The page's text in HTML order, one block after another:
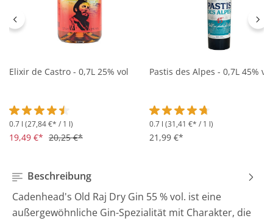
Elixir de Castro - 0,7L 25% vol
Durchschnittliche Bewertung von 4.5 von 5 Sternen
0.7 l (27,84 €* / 1 l)
19,49 €* 20,25 €*
Pastis des Alpes - 0,7L 45% vol
Durchschnittliche
0.7 l (31,41 €* / 1 l)
21,99 €*
Beschreibung
Cadenhead's Old Raj Dry Gin 55 % vol. ist eine
außergewöhnliche Gin-Spezialität mit Charakter, die